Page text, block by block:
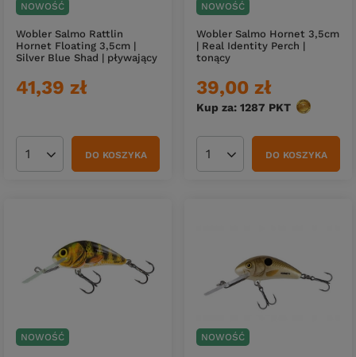
NOWOŚĆ
Wobler Salmo Rattlin
Hornet Floating 3,5cm |
Silver Blue Shad | pływający
41,39 zł
Ilość produktówDO KOSZYKA
NOWOŚĆ
Wobler Salmo Hornet 3,5cm
| Real Identity Perch |
tonący
39,00 zł
Kup za: 1287 PKT punktów
Ilość produktówDO KOSZYKA
NOWOŚĆ NOWOŚĆ